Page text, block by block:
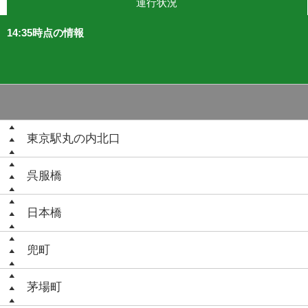
運行状況
14:35時点の情報
東京駅丸の内北口
呉服橋
日本橋
兜町
茅場町